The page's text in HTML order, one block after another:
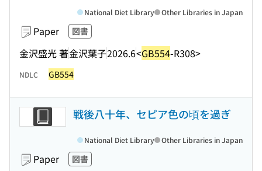
Paper 図書
金沢盛光 著金沢葉子2026.6<GB554-R308>
National Diet Library Other Libraries in Japan
NDLC GB554
戦後八十年、セピア色の頃を過ぎ
Paper 図書
National Diet Library Other Libraries in Japan